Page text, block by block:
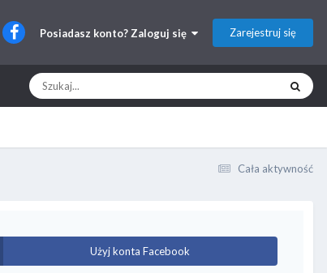
Posiadasz konto? Zaloguj się Zarejestruj się
Cała aktywność
Użyj konta Facebook